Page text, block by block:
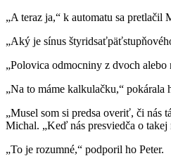
„A teraz ja,“ k automatu sa pretlačil
„Aký je sínus
„Polovica odmocniny z dvoch
„Na to máme kalkulačku,“ pokárala
„Musel som si predsa overiť, či nás
Michal. „Keď nás presviedča o takej
„To je rozumné,“ podporil ho Peter.